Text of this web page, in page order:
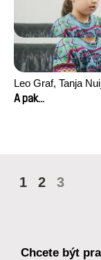
Leo Graf, Tanja
Raphael Stalder
A pak...
1 2 3
Chcete být